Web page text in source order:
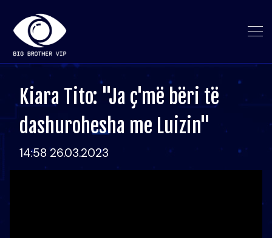
Kiara Tito: "Ja ç'më bëri të
dashurohesha me Luizin"
14:58 26.03.2023